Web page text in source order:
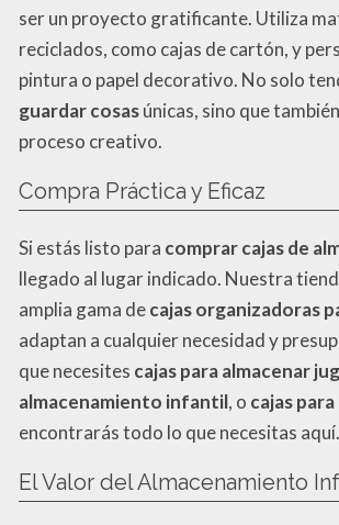
ser un proyecto gratificante. Utiliza
reciclados, como cajas de cartón, y
pintura o papel decorativo. No solo
guardar cosasúnicas, sino que
proceso creativo.
Compra Práctica y Eficaz
Si estás listo para comprar cajas de
llegado al lugar indicado. Nuestra
amplia gama decajas organizadoras
adaptan a cualquier necesidad y
que necesites cajas para almacenar
almacenamiento infantil, o cajas
encontrarás todo lo que necesitas aquí.
El Valor del Almacenamiento